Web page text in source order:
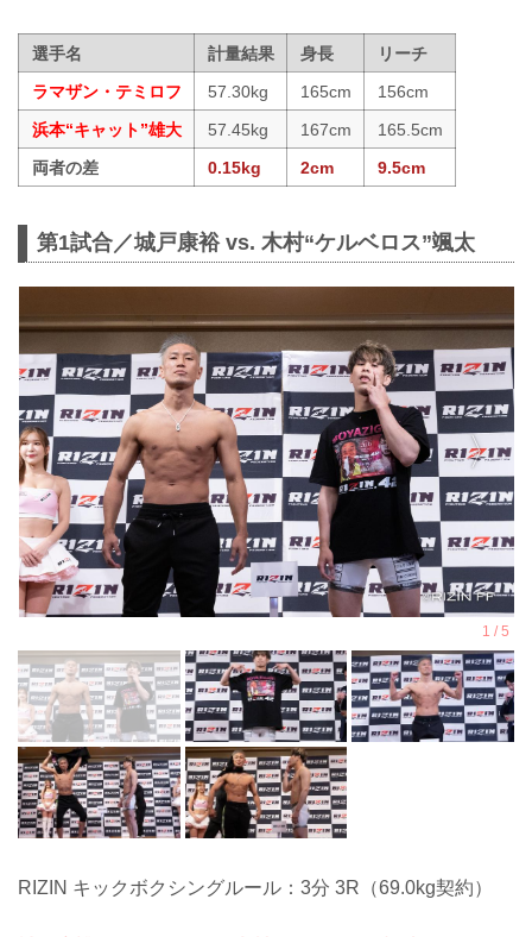
選手名 計量結果 身長
リーチ
ラマザン・テミロフ
57.30kg 165cm
156cm
浜本“キャット”雄大
57.45kg 167cm
165.5cm
両者の差
0.15kg 2cm 9.5cm
第1試合／城戸康裕 vs. 木村“ケルベロス”颯太
RIZIN キックボクシングルール：3分 3R（69.0kg契約）